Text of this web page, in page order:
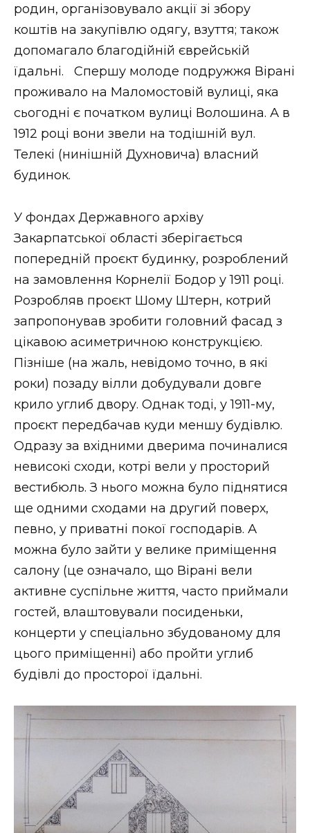
родин, організовувало акції зі збору
коштів на закупівлю одягу, взуття; також
допомагало благодійній єврейській
їдальні. Спершу молоде подружжя Вірані
проживало на Маломостовій вулиці, яка
сьогодні є початком вулиці Волошина. А в
1912 році вони звели на тодішній вул.
Телекі (нинішній Духновича) власний
будинок.
У фондах Державного архіву
Закарпатської області зберігається
попередній проєкт будинку, розроблений
на замовлення Корнелії Бодор у 1911 році.
Розробляв проєкт Шому Штерн, котрий
запропонував зробити головний фасад з
цікавою асиметричною конструкцією.
Пізніше (на жаль, невідомо точно, в які
роки) позаду вілли добудували довге
крило углиб двору. Однак тоді, у 1911-му,
проєкт передбачав куди меншу будівлю.
Одразу за вхідними дверима починалися
невисокі сходи, котрі вели у просторий
вестибюль. З нього можна було піднятися
ще одними сходами на другий поверх,
певно, у приватні покої господарів. А
можна було зайти у велике приміщення
салону (це означало, що Вірані вели
активне суспільне життя, часто приймали
гостей, влаштовували посиденьки,
концерти у спеціально збудованому для
цього приміщенні) або пройти углиб
будівлі до просторої їдальні.